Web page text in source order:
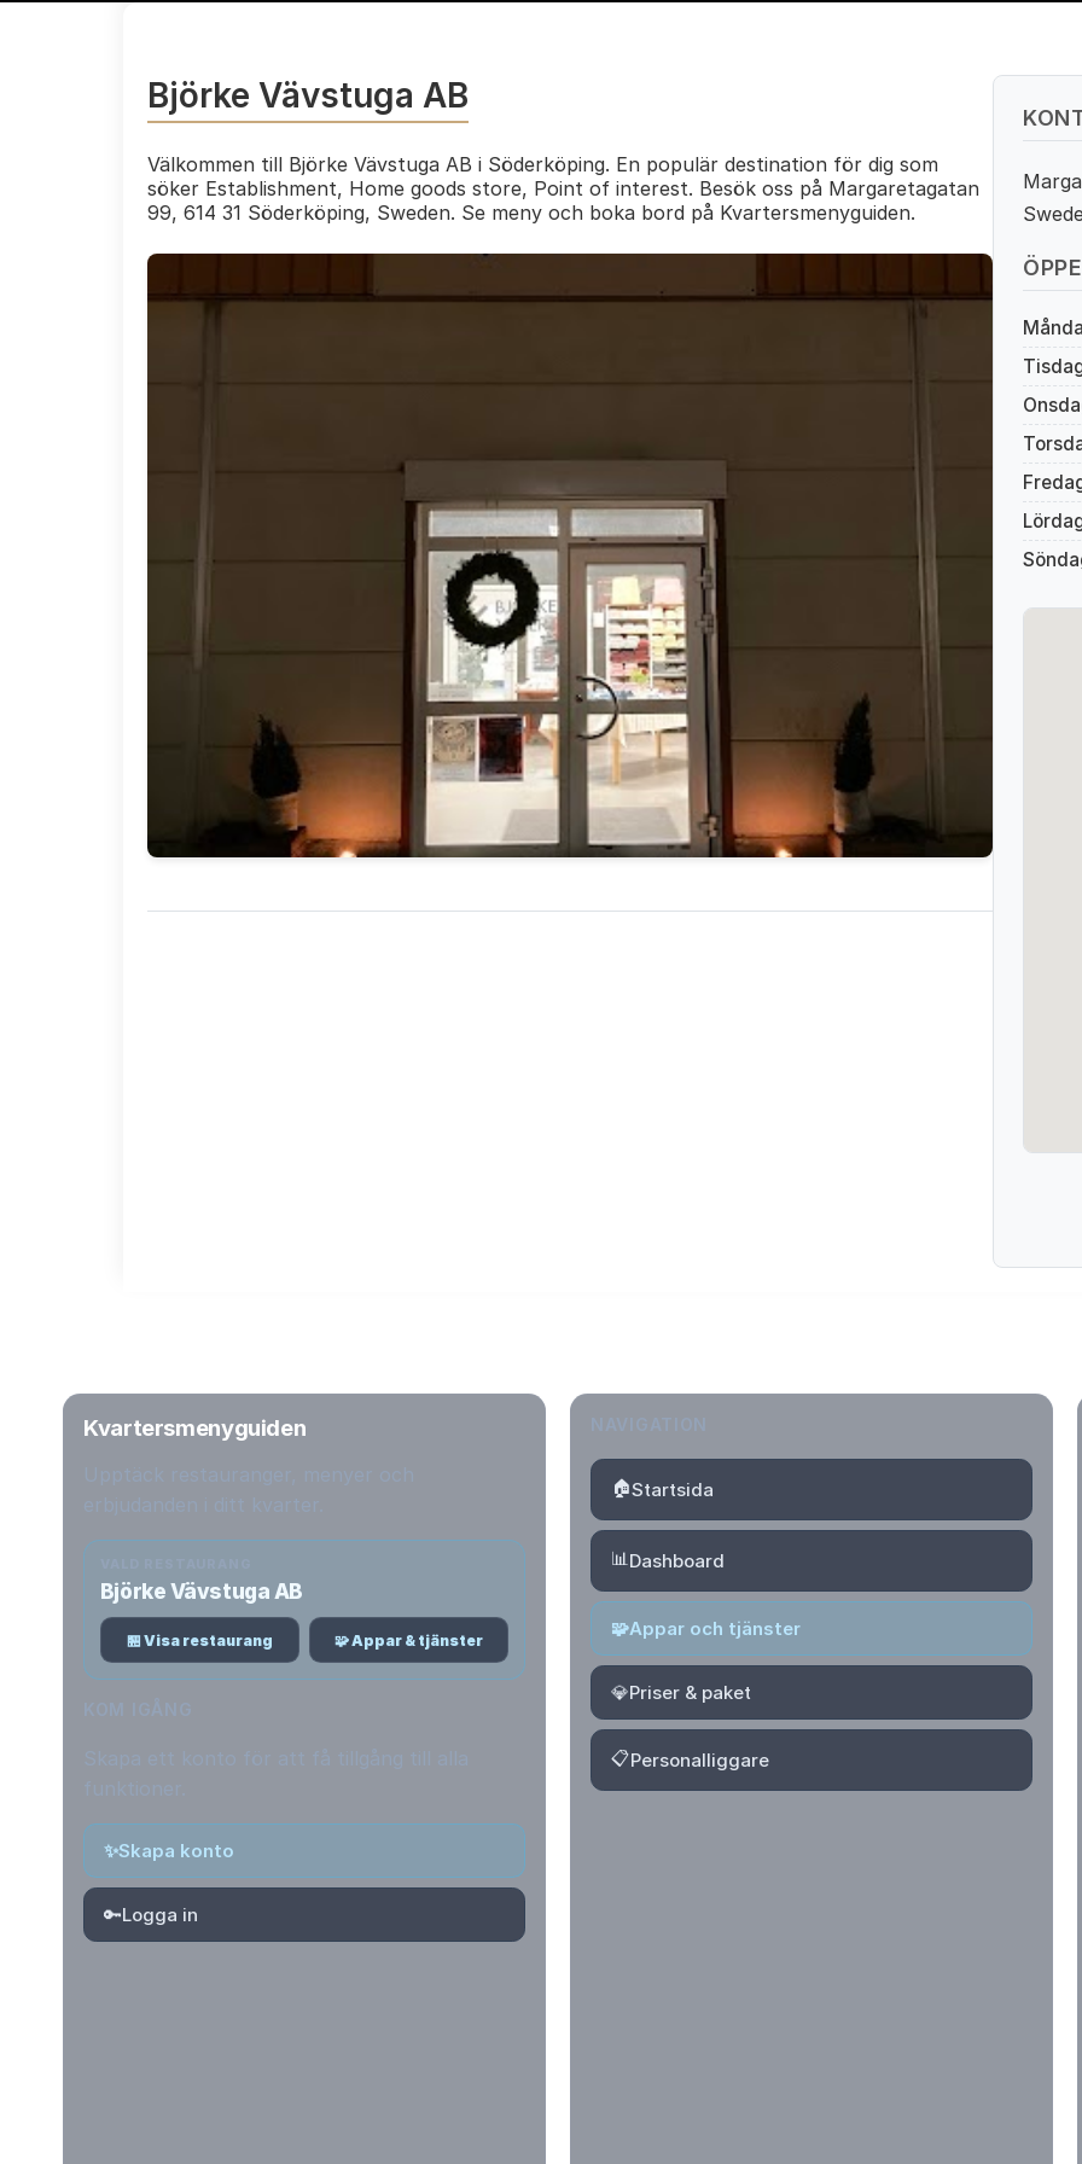
Björke Vävstuga AB
Välkommen till Björke Vävstuga AB i Söderköping. En populär destination för dig som
söker Establishment, Home goods store, Point of interest. Besök oss på Margaretagatan
99, 614 31 Söderköping, Sweden. Se meny och boka bord på Kvartersmenyguiden.
Kvartersmenyguiden
Björke Vävstuga AB
🏪 Visa restaurang 🧩 Appar & tjänster
✨Skapa konto
🔑Logga in
🏠Startsida
📊Dashboard
🧩Appar och tjänster
💎Priser & paket
📋Personalliggare